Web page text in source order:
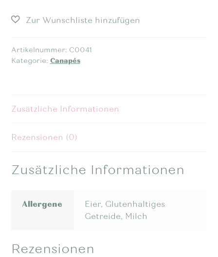
Menge
Artikelnummer: C0041
Kategorie: Canapés
Zusätzliche Informationen
Rezensionen (0)
Zusätzliche Informationen
Allergene
Eier, Glutenhaltiges
Getreide, Milch
Rezensionen